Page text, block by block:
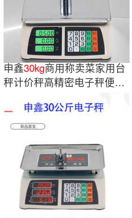
申鑫30kg商用称卖菜家用台
秤计价秤高精密电子秤便携